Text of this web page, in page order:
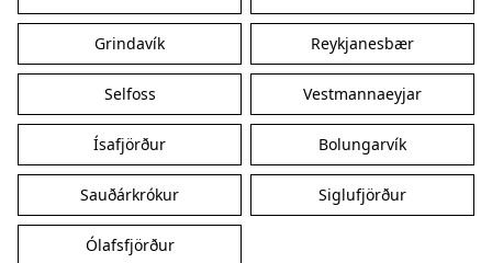
Grindavík Reykjanesbær
Selfoss Vestmannaeyjar
Ísafjörður Bolungarvík
Sauðárkrókur Siglufjörður
Ólafsfjörður